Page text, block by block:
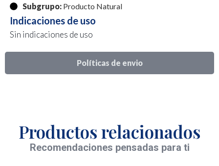
Políticas de envio
Subgrupo: Producto Natural
Indicaciones de uso
Sin indicaciones de uso
Productos relacionados
Recomendaciones pensadas para ti